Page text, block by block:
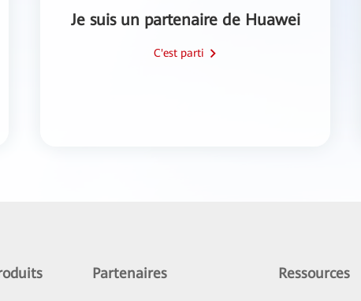
Je suis un partenaire de Huawei
C'est parti
Partenaires Ressources